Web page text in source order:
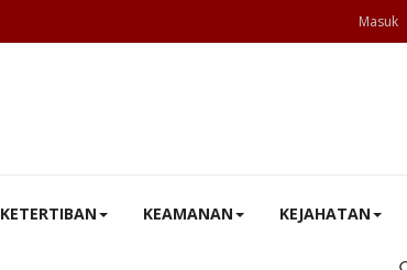
Masuk
KETERTIBAN KEAMANAN KEJAHATAN